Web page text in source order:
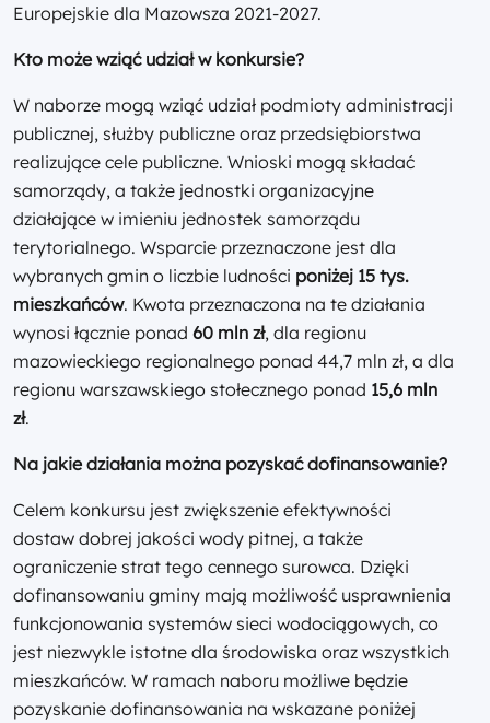
Europejskie dla Mazowsza 2021-2027.
Kto może wziąć udział w konkursie?
W naborze mogą wziąć udział podmioty administracji
publicznej, służby publiczne oraz przedsiębiorstwa
realizujące cele publiczne. Wnioski mogą składać
samorządy, a także jednostki organizacyjne
działające w imieniu jednostek samorządu
terytorialnego. Wsparcie przeznaczone jest dla
wybranych gmin o liczbie ludności poniżej 15 tys.
mieszkańców. Kwota przeznaczona na te działania
wynosi łącznie ponad 60 mln zł, dla regionu
mazowieckiego regionalnego ponad 44,7 mln zł, a dla
regionu warszawskiego stołecznego ponad 15,6 mln
zł.
Na jakie działania można pozyskać dofinansowanie?
Celem konkursu jest zwiększenie efektywności
dostaw dobrej jakości wody pitnej, a także
ograniczenie strat tego cennego surowca. Dzięki
dofinansowaniu gminy mają możliwość usprawnienia
funkcjonowania systemów sieci wodociągowych, co
jest niezwykle istotne dla środowiska oraz wszystkich
mieszkańców. W ramach naboru możliwe będzie
pozyskanie dofinansowania na wskazane poniżej